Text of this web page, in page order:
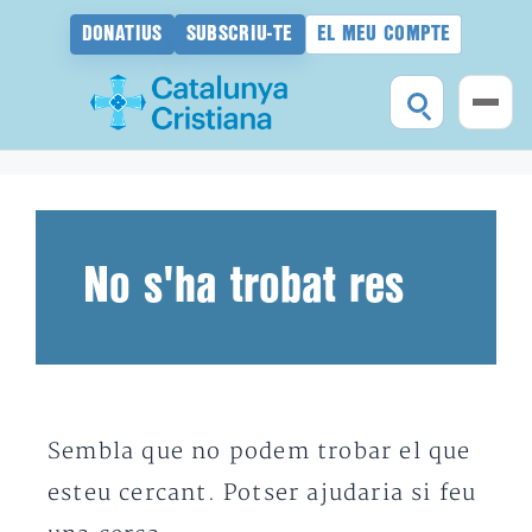
DONATIUS SUBSCRIU-TE EL MEU COMPTE
No s'ha trobat res
Sembla que no podem trobar el que
esteu cercant. Potser ajudaria si feu